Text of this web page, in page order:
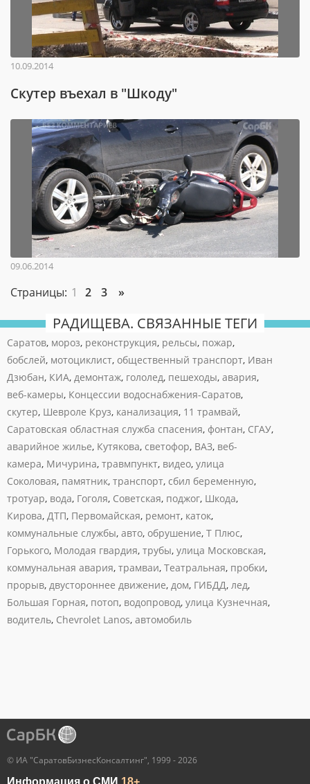
10.09.2014
Скутер въехал в "Шкоду"
09.06.2014
Страницы: 1 2 3 »
РАДИЩЕВА. СВЯЗАННЫЕ ТЕГИ
Саратов, мороз, реконструкция, рельсы, пожар,
бобслей, мотоциклист, общественный транспорт, Иван
Дзюбан, КИА, демонтаж, гололед, пешеходы, авария,
веб-камеры, Концессии водоснабжения-Саратов,
скутер, Шевроле Круз, канализация, 11 трамвай,
Саратовская областная служба спасения, фонтан, СГАУ,
аварийное жилье, Кутякова, светофор, ВАЗ, веб-
камера, Мичурина, травмпункт, видео, улица
Соколовая, памятник, транспорт, сбил беременную,
тротуар, вода, Гоголя, Советская, поджог, Шкода,
Кирова, ДТП, Первомайская, ремонт, каток,
коммунальные службы, авто, обрушение, Т Плюс,
Горького, Молодая гвардия, трубы, улица Московская,
коммунальная авария, трамваи, Театральная, пробки,
прорыв, двустороннее движение, дом, ГИБДД, лед,
Большая Горная, потоп, водопровод, улица Кузнечная,
водитель, Chevrolet Lanos, автомобиль
© ИА "СаратовБизнесКонсалтинг", 1999 - 2026
Информация о СМИ 18+